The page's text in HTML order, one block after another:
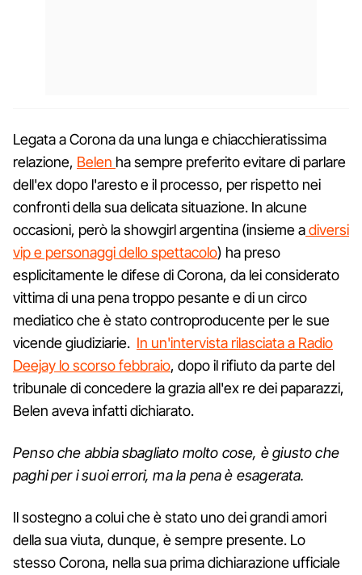
Legata a Corona da una lunga e chiacchieratissima
relazione, Belen ha sempre preferito evitare di parlare
dell'ex dopo l'aresto e il processo, per rispetto nei
confronti della sua delicata situazione. In alcune
occasioni, però la showgirl argentina (insieme adiversi
vip e personaggi dello spettacolo) ha preso
esplicitamente le difese di Corona, da lei considerato
vittima di una pena troppo pesante e di un circo
mediatico che è stato controproducente per le sue
vicende giudiziarie. In un'intervista rilasciata a Radio
Deejay lo scorso febbraio, dopo il rifiuto da parte del
tribunale di concedere la grazia all'ex re dei paparazzi,
Belen aveva infatti dichiarato.
Penso che abbia sbagliato molto cose, è giusto che
paghi per i suoi errori, ma la pena è esagerata.
Il sostegno a colui che è stato uno dei grandi amori
della sua viuta, dunque, è sempre presente. Lo
stesso Corona, nella sua prima dichiarazione ufficiale